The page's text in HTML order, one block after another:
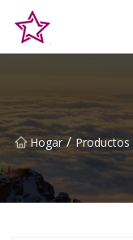
Hogar / Productos